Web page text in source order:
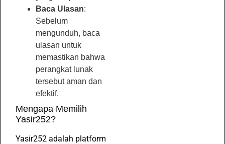
Baca Ulasan:
Sebelum
mengunduh, baca
ulasan untuk
memastikan bahwa
perangkat lunak
tersebut aman dan
efektif.
Mengapa Memilih
Yasir252?
Yasir252 adalah platform